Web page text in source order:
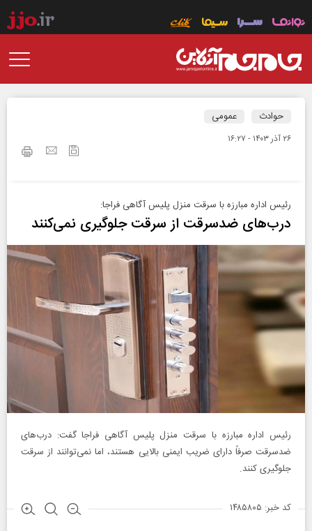
حوادث عمومی
۲۶ آذر ۱۴۰۳ - ۱۶:۲۷
رئیس اداره مبارزه با سرقت منزل پلیس آگاهی فراجا:
درب‌های ضدسرقت از سرقت جلوگیری نمی‌کنند
رئیس اداره مبارزه با سرقت منزل پلیس آگاهی فراجا گفت: درب‌های
ضدسرقت صرفاً دارای ضریب ایمنی بالایی هستند، اما نمی‌توانند از سرقت
جلوگیری کنند.
کد خبر: ۱۴۸۵۸۰۵